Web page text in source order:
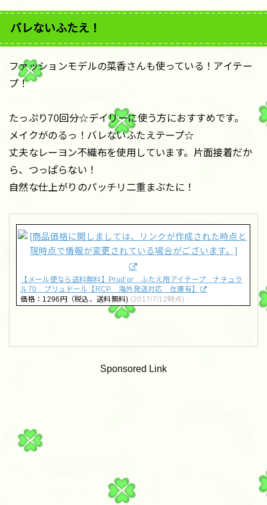
バレないふたえ！
ファッションモデルの菜香さんも使っている！アイテー
プ！
たっぷり70回分☆デイリーに使う方におすすめです。
メイクがのるっ！バレないふたえテープ☆
丈夫なレーヨン不織布を使用しています。片面接着だか
ら、つっぱらない！
自然な仕上がりのパッチリ二重まぶたに！
【メール便なら送料無料】Prud’or ふたえ用アイテープ ナチュラ
ル70 プリュドール【RCP 海外発送対応 在庫有】
価格：1296円（税込、送料無料) (2017/7/12時点)
Sponsored Link